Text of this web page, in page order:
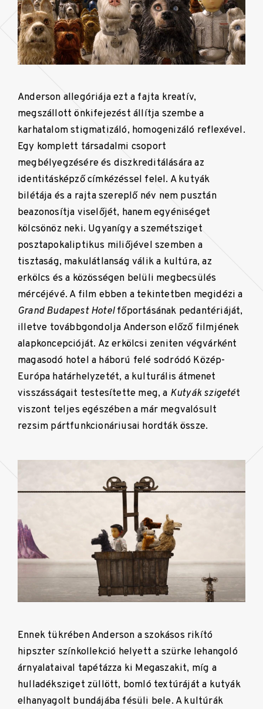
Anderson allegóriája ezt a fajta kreatív,
megszállott önkifejezést állítja szembe a
karhatalom stigmatizáló, homogenizáló reflexével.
Egy komplett társadalmi csoport
megbélyegzésére és diszkreditálására az
identitásképző címkézéssel felel. A kutyák
bilétája és a rajta szereplő név nem pusztán
beazonosítja viselőjét, hanem egyéniséget
kölcsönöz neki. Ugyanígy a szemétsziget
posztapokaliptikus miliőjével szemben a
tisztaság, makulátlanság válik a kultúra, az
erkölcs és a közösségen belüli megbecsülés
mércéjévé. A film ebben a tekintetben megidézi a
Grand Budapest Hotelfőportásának pedantériáját,
illetve továbbgondolja Anderson előző filmjének
alapkoncepcióját. Az erkölcsi zeniten végvárként
magasodó hotel a háború felé sodródó Közép-
Európa határhelyzetét, a kulturális átmenet
visszásságait testesítette meg, a Kutyák szigetét
viszont teljes egészében a már megvalósult
rezsim pártfunkcionáriusai hordták össze.
Ennek tükrében Anderson a szokásos rikító
hipszter színkollekció helyett a szürke lehangoló
árnyalataival tapétázza ki Megaszakit, míg a
hulladéksziget züllött, bomló textúráját a kutyák
elhanyagolt bundájába fésüli bele. A kultúrák